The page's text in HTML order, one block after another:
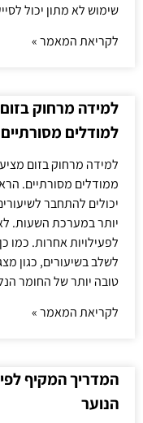
שימוש לא מתון יכול
לקריאת המאמר »
למידה מרחוק
למודלים מסורתיים
למידה מרחוק בזום
ממודלים מסורתיים.
יכולים להתחבר
יותר במערכת השעות.
לפעילויות אחרות. כמו
לשלב בשיעורים, כגון
טובה יותר של החומר
לקריאת המאמר »
המדריך המקיף
הנוער